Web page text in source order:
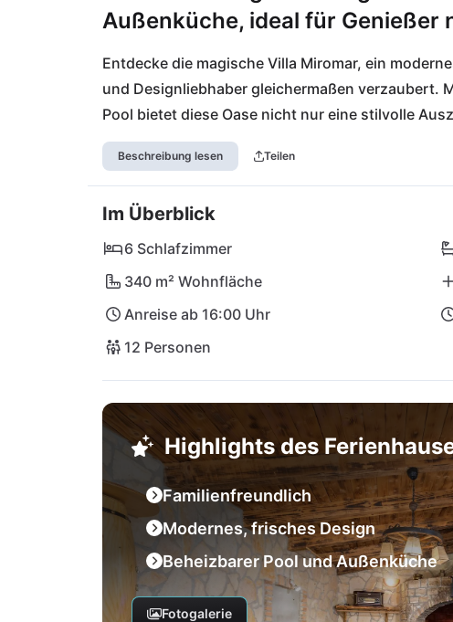
Außenküche, ideal für Genießer
Entdecke die magische Villa Miromar, ein
und Designliebhaber gleichermaßen verzaubert.
Pool bietet diese Oase nicht nur eine stilvolle
jeder Jahreszeit. Die Außenküche lädt zu
ein. Nur wenige Minuten entfernt findest Du
Loborika oder köstliche Weine im
Stadt Pula oder entspanne an den Stränden von
Deinem luxuriösen Rückzugsort ist jede
Beschreibung lesen Teilen
Im Überblick
6 Schlafzimmer
340 m² Wohnfläche
Anreise ab 16:00 Uhr
12 Personen
Highlights des
Familienfreundlich
Modernes, frisches Design
Beheizbarer Pool und Außenküche
Fotogalerie